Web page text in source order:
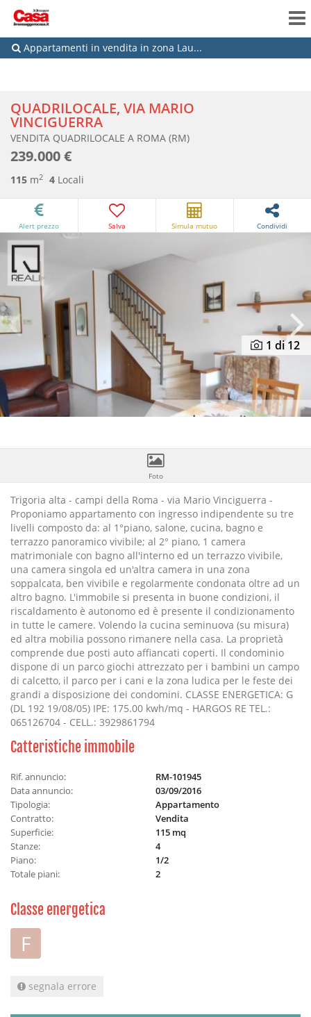
Appartamenti in vendita in zona Lau...
QUADRILOCALE, VIA MARIO
VINCIGUERRA
VENDITA QUADRILOCALE A ROMA (RM)
239.000 €
115 m2 4 Locali
Alert prezzo Salva Simula mutuo Condividi
1 di 12
Previous
Foto
Trigoria alta - campi della Roma - via Mario Vinciguerra -
Proponiamo appartamento con ingresso indipendente su tre
livelli composto da: al 1°piano, salone, cucina, bagno e
terrazzo panoramico vivibile; al 2° piano, 1 camera
matrimoniale con bagno all'interno ed un terrazzo vivibile,
una camera singola ed un'altra camera in una zona
soppalcata, ben vivibile e regolarmente condonata oltre ad un
altro bagno. L'immobile si presenta in buone condizioni, il
riscaldamento è autonomo ed è presente il condizionamento
in tutte le camere. Volendo la cucina seminuova (su misura)
ed altra mobilia possono rimanere nella casa. La proprietà
comprende due posti auto affiancati coperti. Il condominio
dispone di un parco giochi attrezzato per i bambini un campo
di calcetto, il parco per i cani e la zona ludica per le feste dei
grandi a disposizione dei condomini. CLASSE ENERGETICA: G
(DL 192 19/08/05) IPE: 175.00 kwh/mq - HARGOS RE TEL.:
065126704 - CELL.: 3929861794
Catteristiche immobile
Rif. annuncio:
RM-101945
Data annuncio:
03/09/2016
Tipologia:
Appartamento
Contratto:
Vendita
Superficie:
115 mq
Stanze:
4
Piano:
1/2
Totale piani:
2
Classe energetica
F
segnala errore